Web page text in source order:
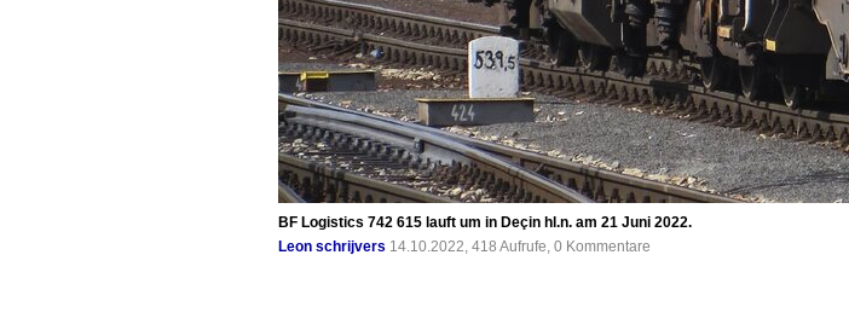
BF Logistics 742 615 lauft um in Deçin hl.n. am 21 Juni 2022.
Leon schrijvers 14.10.2022, 418 Aufrufe, 0 Kommentare